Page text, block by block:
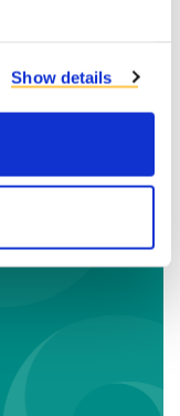
Show details
?